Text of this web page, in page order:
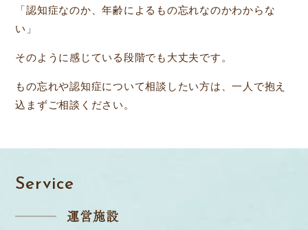
「認知症なのか、年齢によるもの忘れなのかわからな
い」
そのように感じている段階でも大丈夫です。
もの忘れや認知症について相談したい方は、一人で抱え
込まずご相談ください。
Service
運営施設